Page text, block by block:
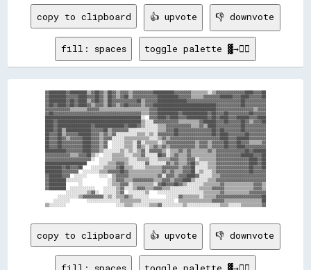
copy to clipboard 👍 upvote 👎 downvote
fill: spaces toggle palette ▓→✊🏽
▓▓████████▓▓████████▒▒▓▓██▓▓▒▒██▓▓▒▒▓▓▓▓▒▒▓▓▓▓▓▓▓▓▓▓██████████▓▓▓▓▓▓▓▓▒▒▒▒▒▒▒▒░░▒▒▓▓▓▓▓▓▓▓▓▓▓▓▓▓████▓▓▓▓██
▓▓████████▓▓▓▓▓▓████▓▓▓▓██▓▓▒▒██▓▓▒▒▓▓██▒▒▓▓▓▓▓▓▓▓▓▓▓▓██████████▓▓▓▓▓▓▒▒▒▒▒▒▓▓▓▓▓▓▓▓██████▓▓▓▓████▓▓▓▓▓▓██
▓▓████████▓▓██▓▓████▒▒▓▓██▓▓▒▒██▓▓▓▓▓▓▓▓▓▓▓▓██▒▒▓▓▓▓▓▓██████████████▓▓▓▓▓▓▓▓▓▓▓▓▓▓▓▓▓▓▓▓▓▓▓▓▓▓██▓▓▓▓▓▓▓▓▓▓
▓▓██▓▓████▓▓██▓▓████▓▓▒▒▓▓▓▓▒▒██▓▓▒▒▓▓██▓▓▓▓▓▓▒▒▓▓▓▓██████████████████████████████▓▓▓▓▓▓▓▓▓▓▓▓██▓▓▓▓▓▓▓▓▓▓
▓▓▓▓▓▓▓▓▓▓▓▓▒▒▒▒▒▒▒▒▓▓▓▓▓▓▒▒▒▒▒▒▒▒▒▒▒▒▒▒▒▒▒▒▒▒▒▒▒▒▓▓▓▓████████████████████████████▓▓▓▓▓▓▓▓▓▓▓▓▓▓▓▓▓▓▒▒▓▓▓▓
▓▓██▓▓▓▓▓▓▓▓▓▓▓▓▓▓▓▓▓▓▓▓▓▓▓▓▓▓▓▓▓▓▓▓▓▓▓▓▓▓▓▓▓▓▒▒▒▒▓▓▓▓██████████▓▓████████████▓▓██▓▓▓▓██▓▓▓▓▓▓▓▓▓▓██▓▓▓▓▓▓
██████████████████████████████████████████████░░  ▓▓▓▓████▓▓████▓▓▓▓██████████▓▓██▓▓████▓▓▓▓██████▓▓▓▓████
████▓▓████████████████████████████████████████▒▒░░░░▓▓▓▓▓▓▓▓▓▓▓▓▒▒▒▒▒▒▒▒▒▒▓▓██████▓▓▓▓██▓▓▓▓▓▓██▓▓▒▒▓▓▓▓██
████▓▓████████████████▓▓██████████████▓▓████▓▓▒▒░░░░░░▒▒▒▒▓▓▓▓▓▓▓▓▓▓▓▓▒▒▒▒▓▓▒▒████▓▓▓▓▓▓▓▓▓▓▓▓██▓▓▓▓▓▓▓▓▓▓
████▓▓██▒▒████████████▓▓▓▓▓▓██▒▒▓▓▓▓▓▓▓▓░░░░░░░░░░░░░░▒▒▒▒▓▓▓▓██▓▓▓▓▓▓▓▓▓▓▓▓▓▓▓▓██▓▓██▓▓▓▓▓▓▓▓██▓▓▓▓▓▓▓▓▓▓
██▓▓▓▓██▒▒▓▓▓▓▓▓██████▓▓▓▓▒▒▓▓▒▒▓▓░░░░░░░░░░▒▒▒▒░░▒▒░░▓▓▓▓▓▓▓▓██▓▓▓▓▓▓▓▓▓▓▓▓▓▓▓▓██▓▓████▓▓▓▓▓▓▓▓██▓▓▓▓▓▓▓▓
██▓▓▓▓██▓▓▒▒▓▓▓▓▓▓████▓▓▓▓▒▒▓▓▓▓░░░░░░▒▒▒▒▒▒▒▒▒▒▒▒░░░░▒▒▓▓▒▒▓▓▓▓▓▓▓▓▓▓▓▓▓▓▓▓▓▓▓▓▓▓▓▓████▓▓▓▓██████▓▓▓▓▓▓▓▓
██▓▓▓▓██▓▓▓▓▓▓▓▓▓▓████▓▓▓▓▒▒▓▓  ░░░░░░▒▒▒▒░░▓▓░░▒▒▒▒▒▒░░▒▒▓▓▓▓▓▓▓▓▓▓▓▓▓▓▒▒▓▓▓▓▒▒▓▓▓▓▓▓██▓▓▓▓██▓▓▓▓▒▒▒▒▒▒▓▓
██▓▓▓▓██▓▓▓▓▓▓▓▓▓▓████▓▓▓▓▒▒▓▓  ░░░░░░▒▒▒▒░░▓▓▒▒░░▒▒▓▓▒▒▓▓▒▒▓▓▓▓▓▓▓▓▓▓▓▓▒▒▓▓▓▓▒▒▓▓▓▓▓▓██▓▓▓▓████▓▓▓▓▓▓▓▓▓▓
██████████▓▓▓▓▓▓▓▓████▓▓▓▓▒▒░░░░░░░░▒▒░░▒▒░░▒▒▓▓░░▓▓▓▓▓▓▒▒░░▒▒▒▒▓▓▒▒▓▓▒▒▒▒▒▒▒▒▓▓▒▒▓▓▓▓▓▓▓▓▓▓▓▓▓▓██▓▓██████
▓▓▓▓▓▓▓▓▓▓▓▓▒▒▒▒▓▓▓▓██▒▒░░  ░░░░▒▒▒▒▒▒░░░░▒▒▒▒▓▓░░░░░░██▓▓░░▒▒▓▓▒▒▒▒▓▓▒▒▒▒▒▒▒▒▒▒▒▒▓▓▓▓▓▓▓▓▓▓▓▓██████▓▓▓▓██
▓▓▓▓▓▓▓▓▓▓▓▓▓▓▓▓▓▓▓▓▓▓░░  ░░░░░░▒▒▒▒▒▒▒▒░░░░▒▒▒▒▒▒░░░░▒▒▒▒▒▒▓▓▓▓▒▒▒▒▓▓▓▓░░▒▒▒▒▒▒▒▒▓▓▓▓▓▓▓▓▓▓▓▓▓▓▓▓████▓▓██
████████████████████      ░░░░▒▒▒▒▓▓▓▓▒▒░░░░░░░░▓▓░░░░░░░░▓▓▒▒▓▓▒▒▒▒▓▓██▒▒░░░░▒▒▒▒▓▓▓▓▓▓▓▓▓▓▓▓▓▓▓▓████▓▓██
████████▓▓██▓▓▓▓██    ░░░░░░▒▒▒▒▒▒▓▓██▒▒▒▒░░░░░░▒▒▒▒▒▒▒▒▓▓▓▓▓▓▓▓▒▒▓▓▓▓██░░░░░░▒▒▒▒▓▓▓▓▓▓▓▓▓▓▓▓▓▓▓▓██▓▓▓▓██
████████▓▓▓▓▓▓▓▓  ░░░░░░░░▒▒▒▒▓▓▓▓▓▓██▓▓▒▒▒▒▒▒▒▒▒▒▒▒▒▒▒▒▓▓▒▒▓▓▒▒▒▒▓▓▓▓██░░▒▒░░░░▒▒▓▓▓▓▓▓▓▓▓▓▓▓▓▓▓▓██▓▓▓▓▓▓
▓▓██████▓▓▓▓  ░░░░░░      ░░░░  ▒▒▓▓▓▓▓▓▒▒▒▒▒▒▒▒▒▒▒▒▒▒▓▓░░▓▓▓▓▒▒▓▓▓▓████▓▓░░░░░░▒▒▒▒▓▓▓▓▓▓▓▓▓▓▓▓▓▓▓▓▓▓▓▓▓▓
▓▓████████░░░░░░░░            ░░▒▒▓▓▓▓▒▒▒▒▓▓▓▓▓▓▓▓▓▓▒▒▒▒▓▓▓▓▒▒▓▓▓▓████▒▒░░░░░░▒▒▒▒▓▓▓▓▓▓▓▓▓▓▓▓▓▓▓▓▓▓▓▓▓▓▓▓
▓▓████████      ░░            ░░▒▒▒▒▓▓▓▓░░▒▒▒▒▒▒▒▒▒▒░░▓▓██▓▓▓▓██▓▓▒▒░░░░░░░░▒▒▒▒▒▒▒▒▓▓▒▒▒▒▒▒▒▒▒▒▒▒▒▒▓▓▓▓▒▒
▓▓████████  ░░░░░░░░░░░░    ░░░░░░▒▒▓▓░░░░▒▒▓▓▓▓▒▒▒▒▓▓▓▓▒▒▒▒░░░░░░░░░░░░░░▒▒▒▒▒▒▓▓▓▓▓▓▒▒▒▒▒▒▒▒▒▒▒▒▒▒▓▓▓▓▒▒
          ░░░░░░░░░░▒▒▓▓░░  ░░░░░░▒▒▓▓  ░░░░░░░░▒▒    ░░░░░░░░░░░░░░░░░░░░░░▒▒▒▒▒▒▒▒▓▓▒▒▒▒▒▒▒▒▒▒▒▒▓▓▓▓▓▓▓▓
      ░░░░░░░░░░▒▒▓▓▓▓▓▓▓▓▓▓░░▒▒░░▒▒▒▒▓▓▒▒░░░░░░░░        ░░░░░░▓▓▒▒▒▒▒▒▒▒░░▒▒▒▒▒▒▓▓▓▓▓▓▓▓▓▓▓▓▓▓▓▓▓▓▓▓▓▓██
    ░░░░░░░░        ░░░░░░░░░░░░░░░░▒▒▒▒▒▒▒▒▒▒░░░░░░░░░░░░░░░░  ▒▒▒▒▒▒▒▒▒▒▒▒▒▒▒▒▓▓▓▓▓▓▒▒▒▒▒▒▒▒▒▒▒▒▒▒▒▒▒▒██
copy to clipboard 👍 upvote 👎 downvote